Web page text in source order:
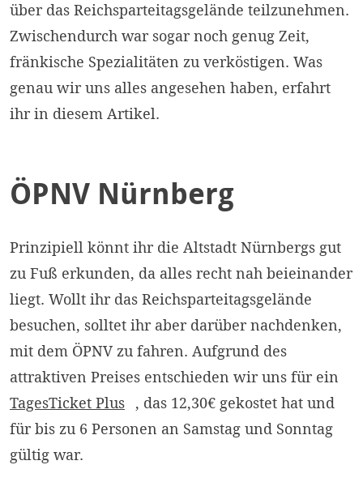
über das Reichsparteitagsgelände teilzunehmen.
Zwischendurch war sogar noch genug Zeit,
fränkische Spezialitäten zu verköstigen. Was
genau wir uns alles angesehen haben, erfahrt
ihr in diesem Artikel.
ÖPNV Nürnberg
Prinzipiell könnt ihr die Altstadt Nürnbergs gut
zu Fuß erkunden, da alles recht nah beieinander
liegt. Wollt ihr das Reichsparteitagsgelände
besuchen, solltet ihr aber darüber nachdenken,
mit dem ÖPNV zu fahren. Aufgrund des
attraktiven Preises entschieden wir uns für ein
TagesTicket Plus
, das 12,30€ gekostet hat und
für bis zu 6 Personen an Samstag und Sonntag
gültig war.